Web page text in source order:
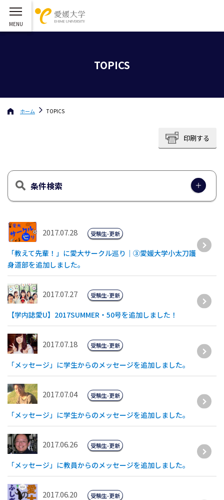
TOPICS
ホーム TOPICS
印刷する
条件検索
2017.07.28
「教えて先輩！」に愛大サークル巡り｜③愛媛大学小太刀護
身道部を追加しました。
受験生-更新
2017.07.27
【学内誌愛U】2017SUMMER・50号を追加しました！
受験生-更新
2017.07.18
「メッセージ」に学生からのメッセージを追加しました。
受験生-更新
2017.07.04
「メッセージ」に学生からのメッセージを追加しました。
受験生-更新
2017.06.26
「メッセージ」に教員からのメッセージを追加しました。
受験生-更新
2017.06.20 受験生-更新